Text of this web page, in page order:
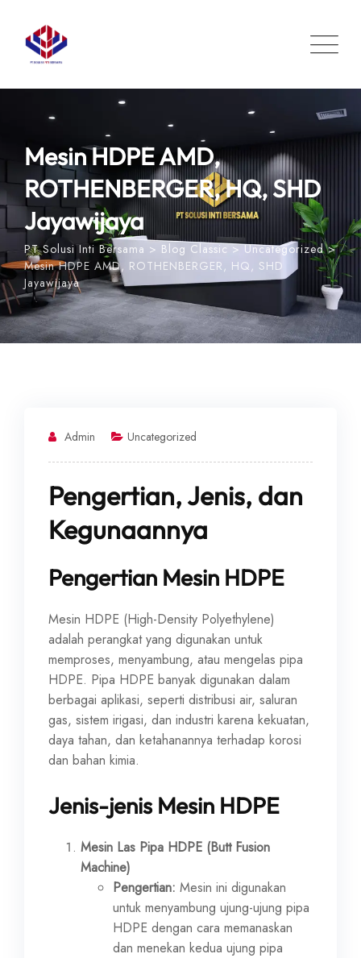
content
Mesin HDPE AMD,
ROTHENBERGER, HQ, SHD
Jayawijaya
PT Solusi Inti Bersama > Blog Classic>Uncategorized>
Mesin HDPE AMD, ROTHENBERGER, HQ, SHD
Jayawijaya
Admin Uncategorized
Pengertian, Jenis, dan
Kegunaannya
Pengertian Mesin HDPE
Mesin HDPE (High-Density Polyethylene)
adalah perangkat yang digunakan untuk
memproses, menyambung, atau mengelas pipa
HDPE. Pipa HDPE banyak digunakan dalam
berbagai aplikasi, seperti distribusi air, saluran
gas, sistem irigasi, dan industri karena kekuatan,
daya tahan, dan ketahanannya terhadap korosi
dan bahan kimia.
Jenis-jenis Mesin HDPE
Mesin Las Pipa HDPE (Butt Fusion
Machine)
Pengertian: Mesin ini digunakan
untuk menyambung ujung-ujung pipa
HDPE dengan cara memanaskan
dan menekan kedua ujung pipa